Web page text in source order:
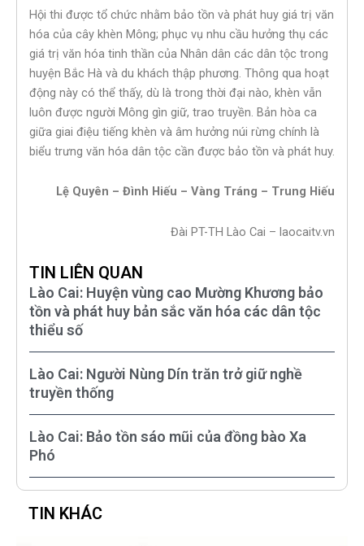
Hội thi được tổ chức nhằm bảo tồn và phát huy giá trị văn
hóa của cây khèn Mông; phục vụ nhu cầu hưởng thụ các
giá trị văn hóa tinh thần của Nhân dân các dân tộc trong
huyện Bắc Hà và du khách thập phương. Thông qua hoạt
động này có thể thấy, dù là trong thời đại nào, khèn vẫn
luôn được người Mông gìn giữ, trao truyền. Bản hòa ca
giữa giai điệu tiếng khèn và âm hưởng núi rừng chính là
biểu trưng văn hóa dân tộc cần được bảo tồn và phát huy.
Lệ Quyên – Đình Hiếu – Vàng Tráng – Trung Hiếu
Đài PT-TH Lào Cai – laocaitv.vn
TIN LIÊN QUAN
Lào Cai: Huyện vùng cao Mường Khương bảo
tồn và phát huy bản sắc văn hóa các dân tộc
thiểu số
Lào Cai: Người Nùng Dín trăn trở giữ nghề
truyền thống
Lào Cai: Bảo tồn sáo mũi của đồng bào Xa
Phó
TIN KHÁC